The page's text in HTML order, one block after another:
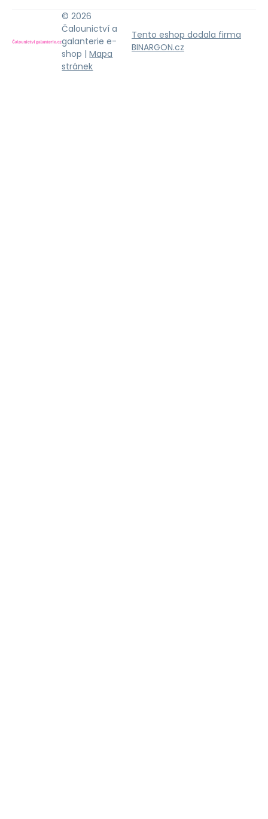
© 2026
Čalounictví a
galanterie e-
shop |Mapa
stránek
Tento eshop dodala firma
BINARGON.cz